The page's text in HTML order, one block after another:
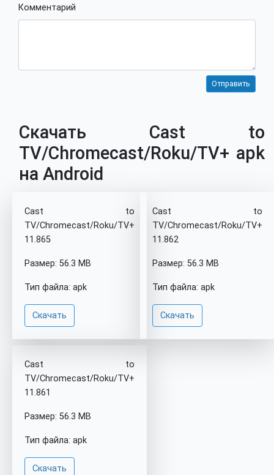
Комментарий
Скачать Cast to
TV/Chromecast/Roku/TV+ apk
на Android
Cast to
TV/Chromecast/Roku/TV+
11.865
Размер: 56.3 MB
Тип файла: apk
Скачать
Cast to
TV/Chromecast/Roku/TV+
11.862
Размер: 56.3 MB
Тип файла: apk
Скачать
Cast to
TV/Chromecast/Roku/TV+
11.861
Размер: 56.3 MB
Тип файла: apk
Скачать